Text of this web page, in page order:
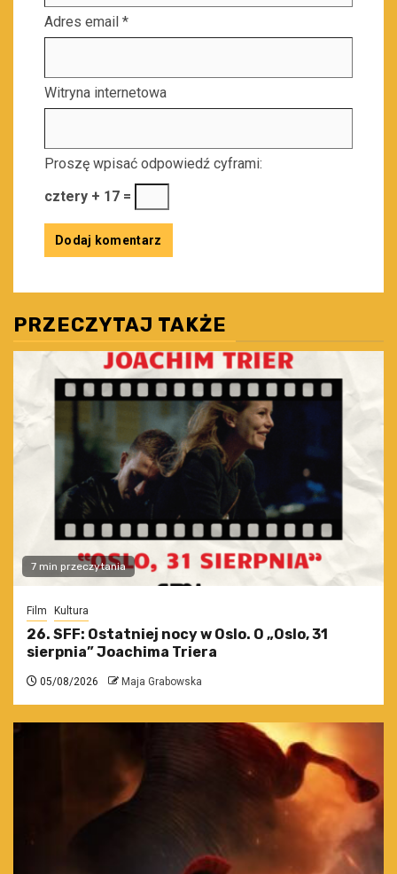
Adres email *
Witryna internetowa
Proszę wpisać odpowiedź cyframi:
cztery + 17 =
PRZECZYTAJ TAKŻE
7 min przeczytania
Film Kultura
26. SFF: Ostatniej nocy w Oslo. O „Oslo, 31
sierpnia” Joachima Triera
05/08/2026 Maja Grabowska